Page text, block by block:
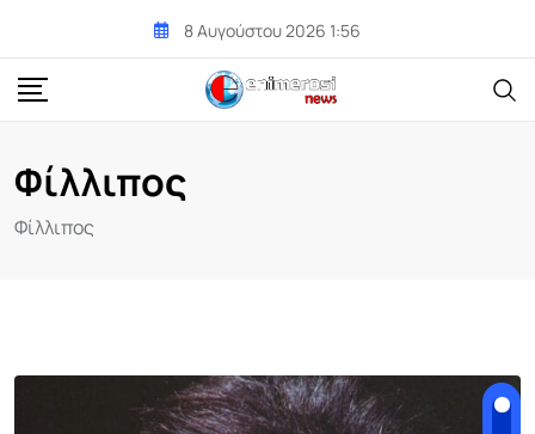
content
8 Αυγούστου 2026 1:56
Φίλλιπος
Φίλλιπος